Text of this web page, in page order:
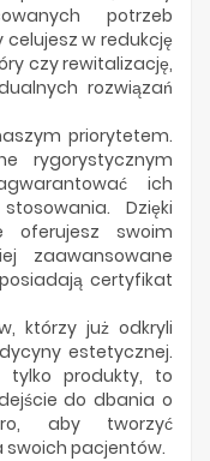
potrzeb
w redukcję
czy rewitalizację,
rozwiązań
priorytetem.
rygorystycznym
ich
Dzięki
oferujesz swoim
zaawansowane
certyfikat
którzy już odkryli
estetycznej.
produkty, to
do dbania o
aby tworzyć
pacjentów.